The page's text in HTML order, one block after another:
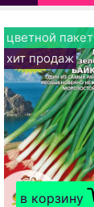
в корзину
цветной пакет
хит продаж